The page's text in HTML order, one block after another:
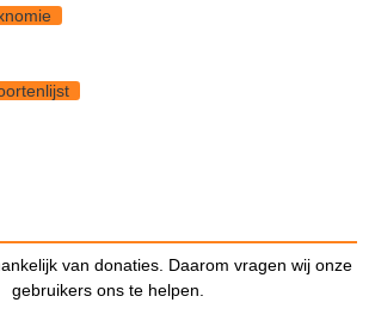
van donaties. Daarom vragen wij onze
gebruikers ons te helpen.